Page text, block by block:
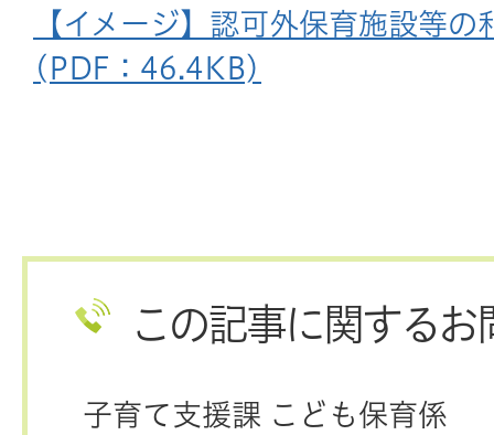
【イメージ】認可外保育施設等
(PDF：46.4KB)
この記事に関するお
子育て支援課 こども保育係